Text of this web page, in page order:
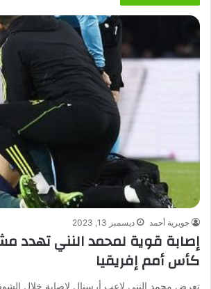
جويرية أحمد ديسمبر 13, 2023
إصابة قوية لمحمد النني تهدد
كأس أمم إفريقيا
تعرض محمد النني لاعب أرسنال لإصابة خلال